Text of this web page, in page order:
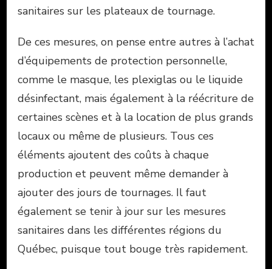
sanitaires sur les plateaux de tournage.
De ces mesures, on pense entre autres à l’achat
d’équipements de protection personnelle,
comme le masque, les plexiglas ou le liquide
désinfectant, mais également à la réécriture de
certaines scènes et à la location de plus grands
locaux ou même de plusieurs. Tous ces
éléments ajoutent des coûts à chaque
production et peuvent même demander à
ajouter des jours de tournages. Il faut
également se tenir à jour sur les mesures
sanitaires dans les différentes régions du
Québec, puisque tout bouge très rapidement.